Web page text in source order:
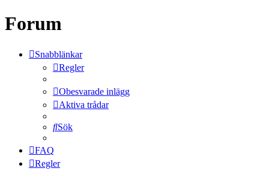
Forum
Snabblänkar
Regler
Obesvarade inlägg
Aktiva trådar
Sök
FAQ
Regler